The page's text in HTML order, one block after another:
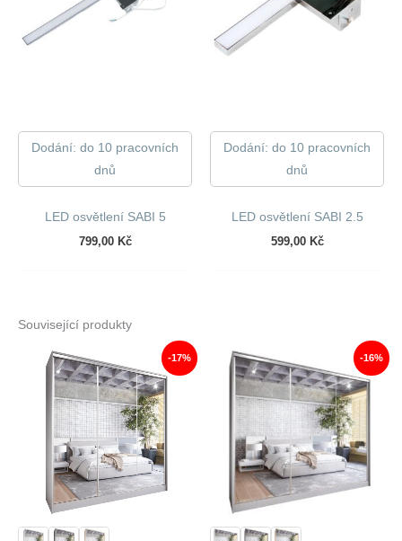
Dodání: do 10 pracovních
dnů
LED osvětlení SABI 5
799,00 Kč
Dodání: do 10 pracovních
dnů
LED osvětlení SABI 2.5
599,00 Kč
Související produkty
-17% -16%